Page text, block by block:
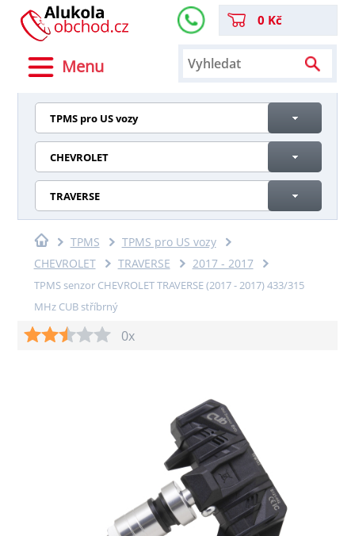
Menu
0 Kč
TPMS pro US vozy
CHEVROLET
TRAVERSE
TPMS
TPMS pro US vozy
CHEVROLET
TRAVERSE 2017 - 2017
TPMS senzor CHEVROLET TRAVERSE (2017 - 2017) 433/315
MHz CUB stříbrný
0x